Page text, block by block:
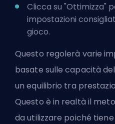
Clicca su "Ottimizza"
impostazioni
gioco.
Questo regolerà varie
basate sulle capacità
un equilibrio tra
Questo è in realtà il
da utilizzare poiché